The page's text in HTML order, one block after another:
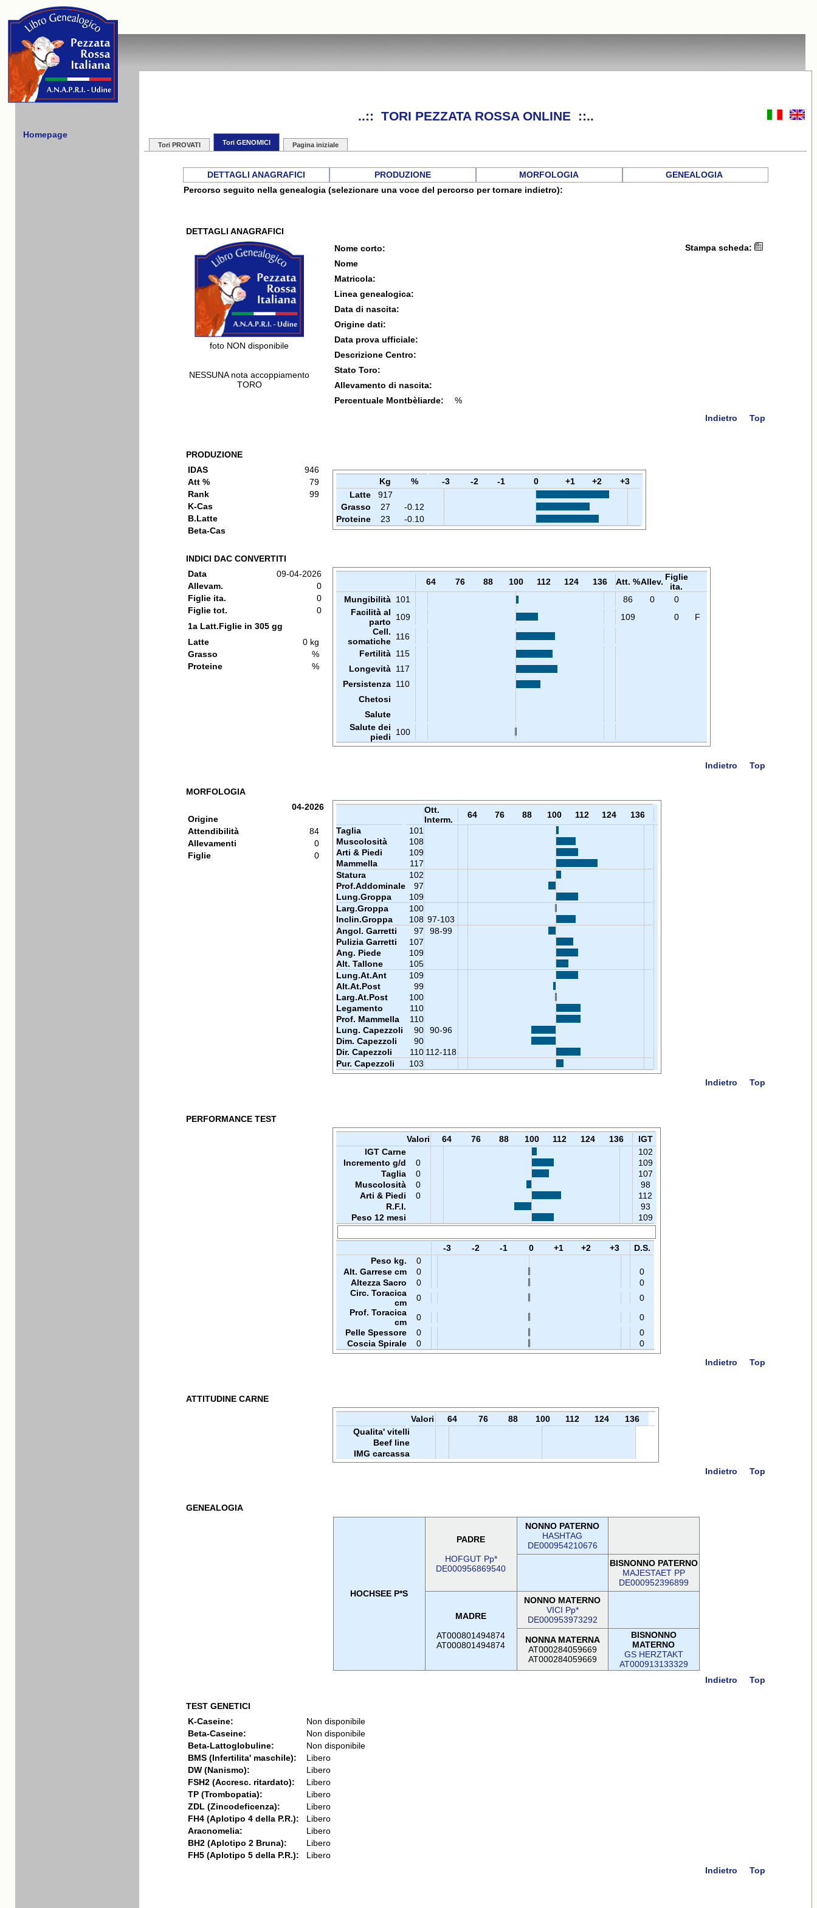
Homepage
..:: TORI PEZZATA ROSSA ONLINE ::..
Tori PROVATI Tori GENOMICI Pagina iniziale
DETTAGLI ANAGRAFICI PRODUZIONE MORFOLOGIA
GENEALOGIA
Percorso seguito nella genealogia (selezionare una voce del percorso per tornare indietro):
DETTAGLI ANAGRAFICI
foto NON disponibile
NESSUNA nota accoppiamento
TORO
Nome corto:
Nome
Matricola:
Linea genealogica:
Data di nascita:
Origine dati:
Data prova ufficiale:
Descrizione Centro:
Stato Toro:
Allevamento di nascita:
Percentuale Montbèliarde:
%
Stampa scheda:
Indietro Top
PRODUZIONE
IDAS
946
Att %
79
Rank
99
K-Cas
B.Latte
Beta-Cas
Kg % -3 -2 -1 0 +1 +2
+3
Latte
917
Grasso
27
-0.12
Proteine
23 -0.10
INDICI DAC CONVERTITI
Data
09-04-2026
Allevam.
0
Figlie ita.
0
Figlie tot.
0
1a Latt.Figlie in 305 gg
Latte
0 kg
Grasso
%
Proteine
%
64 76 88 100 112 124 136 Att. %Allev. Figlie
ita.
Mungibilità 101 86 0
0
Facilità al
parto
109 109 0
F
Cell.
somatiche 116
Fertilità 115
Longevità 117
Persistenza 110
Chetosi
Salute
Salute dei
piedi
100
Indietro Top
MORFOLOGIA
04-2026
Origine
Attendibilità
84
Allevamenti
0
Figlie
0
Ott.
Interm.
64 76 88 100 112 124
136
Taglia
101
Muscolosità
108
Arti & Piedi
109
Mammella
117
Statura
102
Prof.Addominale
97
Lung.Groppa
109
Larg.Groppa
100
Inclin.Groppa
108 97-103
Angol. Garretti
97
98-99
Pulizia Garretti
107
Ang. Piede
109
Alt. Tallone
105
Lung.At.Ant
109
Alt.At.Post
99
Larg.At.Post
100
Legamento
110
Prof. Mammella
110
Lung. Capezzoli
90
90-96
Dim. Capezzoli
90
Dir. Capezzoli
110 112-118
Pur. Capezzoli
103
Indietro
Top
PERFORMANCE TEST
Valori 64 76 88 100 112 124 136
IGT
IGT Carne
102
Incremento g/d
0
109
Taglia
0
107
Muscolosità
0
98
Arti & Piedi
0
112
R.F.I.
93
Peso 12 mesi
109
-3 -2 -1 0 +1 +2 +3
D.S.
Peso kg.
0
Alt. Garrese cm
0
0
Altezza Sacro
0
0
Circ. Toracica
cm
0
0
Prof. Toracica
cm
0
0
Pelle Spessore
0
0
Coscia Spirale
0
0
Indietro
Top
ATTITUDINE CARNE
Valori 64 76 88 100 112 124
136
Qualita' vitelli
Beef line
IMG carcassa
Indietro
Top
GENEALOGIA
HOCHSEE P*S
PADRE
HOFGUT Pp*
DE000956869540
NONNO PATERNO
HASHTAG
DE000954210676
BISNONNO PATERNO
MAJESTAET PP
DE000952396899
MADRE
AT000801494874
AT000801494874
NONNO MATERNO
VICI Pp*
DE000953973292
NONNA MATERNA
AT000284059669
AT000284059669
BISNONNO
MATERNO
GS HERZTAKT
AT000913133329
Indietro
Top
TEST GENETICI
K-Caseine:
Non disponibile
Beta-Caseine:
Non disponibile
Beta-Lattoglobuline:
Non disponibile
BMS (Infertilita' maschile):
Libero
DW (Nanismo):
Libero
FSH2 (Accresc. ritardato):
Libero
TP (Trombopatia):
Libero
ZDL (Zincodeficenza):
Libero
FH4 (Aplotipo 4 della P.R.):
Libero
Aracnomelia:
Libero
BH2 (Aplotipo 2 Bruna):
Libero
FH5 (Aplotipo 5 della P.R.):
Libero
Indietro
Top